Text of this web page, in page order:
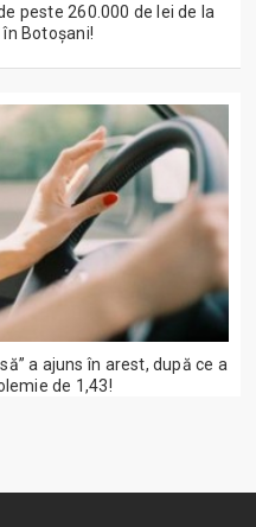
peste 260.000 de lei de la
Botoșani!
a ajuns în arest, după ce a
de 1,43!